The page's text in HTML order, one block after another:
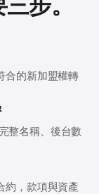
合的新加盟權轉
整名稱、後台數
約，款項與資產